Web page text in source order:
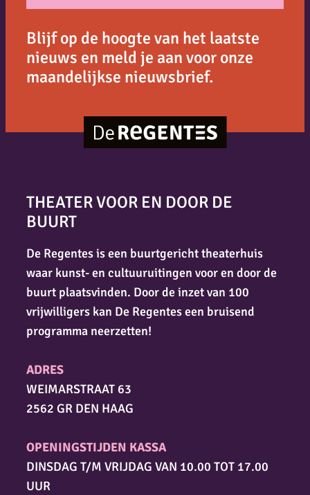
Blijf op de hoogte van het laatste
nieuws en meld je aan voor onze
maandelijkse nieuwsbrief.
THEATER VOOR EN DOOR DE
BUURT
De Regentes is een buurtgericht theaterhuis
waar kunst- en cultuuruitingen voor en door de
buurt plaatsvinden. Door de inzet van 100
vrijwilligers kan De Regentes een bruisend
programma neerzetten!
ADRES
WEIMARSTRAAT 63
2562 GR DEN HAAG
OPENINGSTIJDEN KASSA
DINSDAG T/M VRIJDAG VAN 10.00 TOT 17.00
UUR